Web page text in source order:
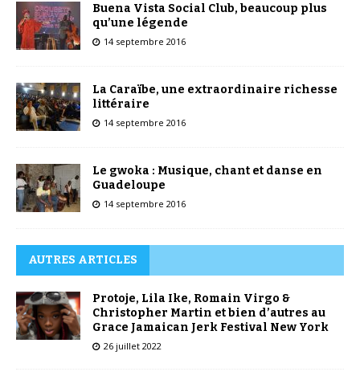
Buena Vista Social Club, beaucoup plus
qu’une légende
14 septembre 2016
La Caraïbe, une extraordinaire richesse
littéraire
14 septembre 2016
Le gwoka : Musique, chant et danse en
Guadeloupe
14 septembre 2016
AUTRES ARTICLES
Protoje, Lila Ike, Romain Virgo &
Christopher Martin et bien d’autres au
Grace Jamaican Jerk Festival New York
26 juillet 2022